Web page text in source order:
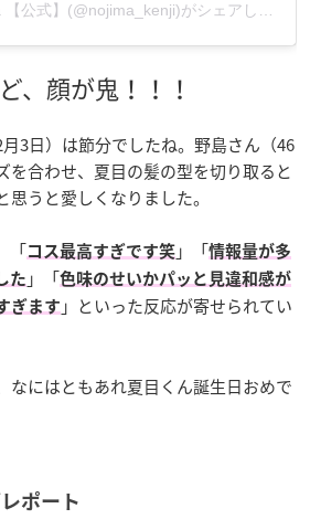
、顔が鬼！！！
3日）は節分でしたね。野島さん（46
を合わせ、夏目の髪の型を切り取ると
うと愛しくなりました。
「コス最高すぎです笑 」「情報量が多
た 」「色味のせいかパッと見違和感が
ぎます 」といった反応が寄せられてい
なにはともあれ夏目くん誕生日おめで
ポート